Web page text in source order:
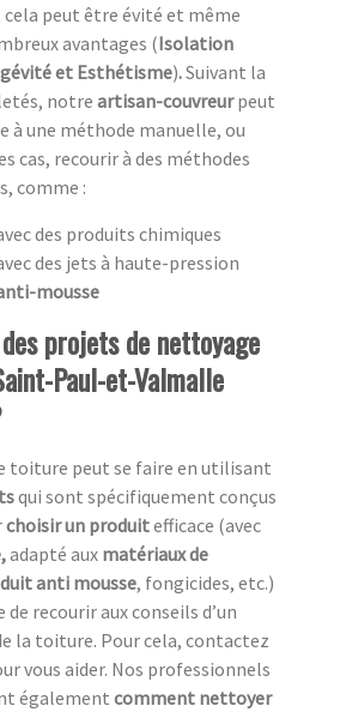
cela peut être évité et même
avantages (Isolation
et Esthétisme).Suivant la
notre artisan-couvreurpeut
à une méthode manuelle, ou
cas, recourir à des méthodes
comme :
des produits chimiques
des jets à haute-pression
mousse
projets de nettoyage
Paul-et-Valmalle
toiture peut se faire en utilisant
qui sont spécifiquement conçus
choisir un produitefficace (avec
adapté aux matériaux de
anti mousse, fongicides, etc.)
recourir aux conseils d’un
la toiture. Pour cela, contactez
vous aider. Nos professionnels
également comment nettoyer